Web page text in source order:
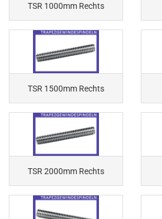
TSR 1000mm Rechts
TSR 1500mm Rechts
TSR 2000mm Rechts